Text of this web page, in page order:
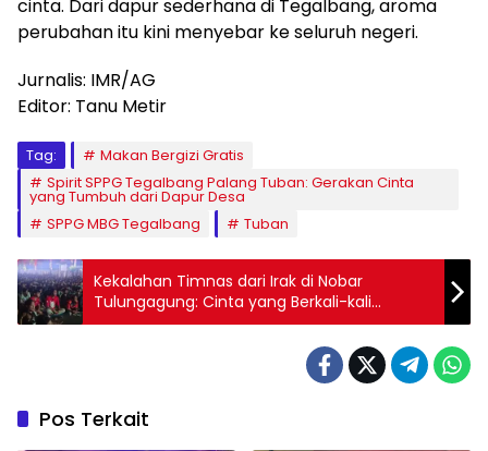
cinta. Dari dapur sederhana di Tegalbang, aroma
perubahan itu kini menyebar ke seluruh negeri.
Jurnalis: IMR/AG
Editor: Tanu Metir
Tag:
Makan Bergizi Gratis
Spirit SPPG Tegalbang Palang Tuban: Gerakan Cinta
yang Tumbuh dari Dapur Desa
SPPG MBG Tegalbang
Tuban
Kekalahan Timnas dari Irak di Nobar
Tulungagung: Cinta yang Berkali-kali
Dikecewakan
Pos Terkait